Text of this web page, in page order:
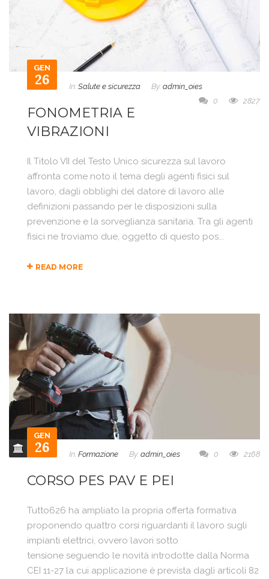
GEN
26 In: Salute e sicurezza By: admin_oies
0
2827
FONOMETRIA E
VIBRAZIONI
Il Titolo VII del Testo Unico sicurezza sul lavoro
affronta come noto il tema degli agenti fisici sul
lavoro, dagli obblighi del datore di lavoro alle
definizioni passando per le disposizioni sulla
prevenzione e la sorveglianza sanitaria. Tra gli agenti
fisici ne troviamo due, oggetto di questo pos...
READ MORE
GEN
26 In: Formazione By: admin_oies 0 2168
CORSO PES PAV E PEI
Tutto626 ha ampliato la propria offerta formativa
proponendo quattro corsi riguardanti il lavoro sugli
impianti elettrici, ovvero lavori sotto
tensione seguendo le novità introdotte dalla Norma
CEI 11-27 la cui applicazione è prevista dagli articoli 82